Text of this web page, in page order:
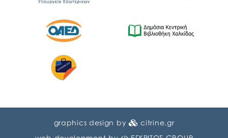
graphics design by
citrine.gr